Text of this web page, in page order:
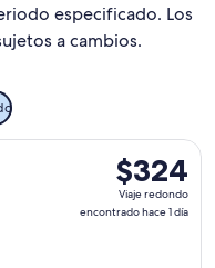
especificado. Los
a cambios.
$324
Viaje
redondo,
$324
Viaje redondo
encontrado hace 1 día
con salida el mié,